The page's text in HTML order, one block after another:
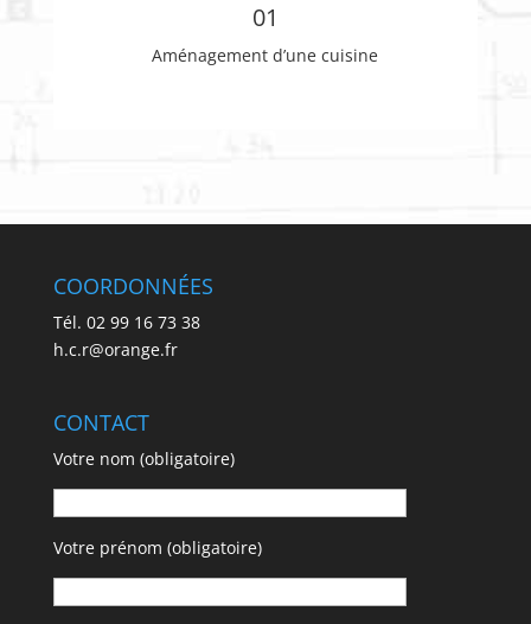
01
Aménagement d’une cuisine
COORDONNÉES
Tél. 02 99 16 73 38
h.c.r@orange.fr
CONTACT
Votre nom (obligatoire)
Votre prénom (obligatoire)